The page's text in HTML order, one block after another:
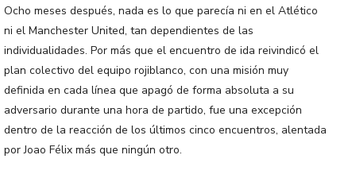
Ocho meses después, nada es lo que parecía ni en el Atlético
ni el Manchester United, tan dependientes de las
individualidades. Por más que el encuentro de ida reivindicó el
plan colectivo del equipo rojiblanco, con una misión muy
definida en cada línea que apagó de forma absoluta a su
adversario durante una hora de partido, fue una excepción
dentro de la reacción de los últimos cinco encuentros, alentada
por Joao Félix más que ningún otro.